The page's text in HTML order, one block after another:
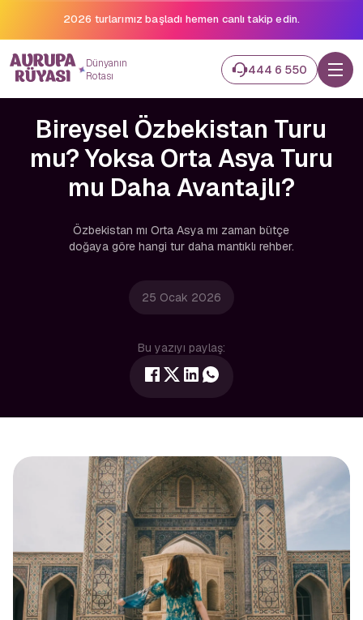
2026 turlarımız başladı hemen canlı takip edin.
Dünyanın
Rotası
444 6 550
Bireysel Özbekistan Turu
mu? Yoksa Orta Asya Turu
mu Daha Avantajlı?
Özbekistan mı Orta Asya mı zaman bütçe
doğaya göre hangi tur daha mantıklı rehber.
25 Ocak 2026
Bu yazıyı paylaş: